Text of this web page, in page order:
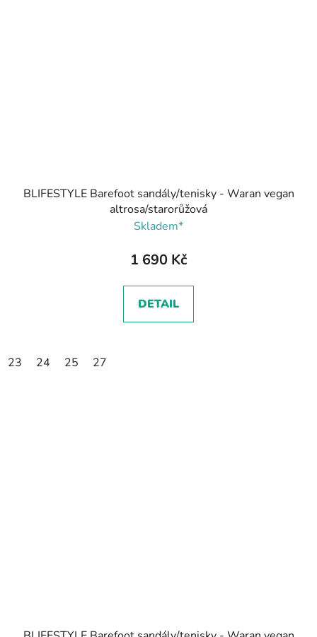
BLIFESTYLE Barefoot sandály/tenisky - Waran vegan
altrosa/starorůžová
Skladem*
1 690 Kč
DETAIL
23 24 25 27